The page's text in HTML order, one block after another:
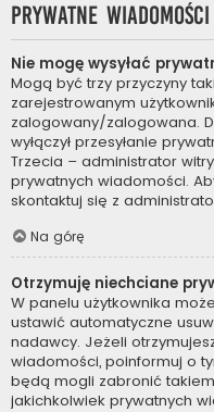
Prywatne wiadomości
Nie mogę wysyłać
Mogą być trzy przyczyny
zarejestrowanym
zalogowany/zalogowana.
wyłączył przesyłanie
Trzecia – administrator
prywatnych wiadomości.
skontaktuj się z
Na górę
Otrzymuję niechciane
W panelu użytkownika
ustawić automatyczne
nadawcy. Jeżeli
wiadomości, poinformuj o
będą mogli zabronić
jakichkolwiek prywatnych